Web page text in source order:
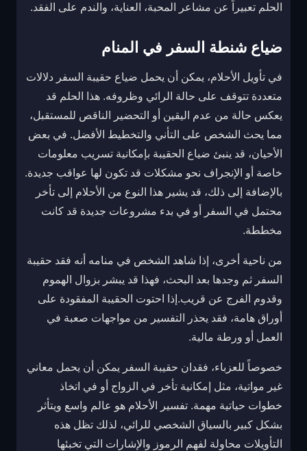
الحلم تعبيراً عن مشاعر المحبة، العناية، والندم على الفقد.
ضياع شنطة السفر في المنام
في تأويل الأحلام، يمكن أن يحمل ضياع حقيبة السفر دلالات
متعددة تتوقف على حالة الرائي وظروفه. هذا الحلم قد
يعكس حالة من عدم اليقين أو التحضير الناقص للمستقبل،
مما يحث الشخص على التأني والتخطيط الأفضل. في بعض
الأحيان، قد ينبئ ضياع الحقيبة بإمكانية تسريب معلومات
خاصة أو الإنجراف نحو مشكلات قد تكون لها عواقب جديدة.
بالإضافة إلى ذلك، قد يشير هذا النوع من الأحلام إلى تأخر
محتمل في السفر أو في بدء مشروعات جديدة قد كانت
مخططة.
من ناحية أخرى، إذا شاهد الشخص في منامه أنه فقد حقيبة
السفر ثم وجدها بعد البحث، فهذا قد يبشر بزوال الهموم
وقدوم الفرج عن قريب.إذا احتوت الحقيبة المفقودة على
أوراق هامة، فقد يحذر التفسير من مواجهات صعبة في
العمل أو ورطة مالية.
خصوصاً للعزباء، فقدان حقيبة السفر يمكن أن يحمل معاني
غير مواتية، مثل إمكانية تأخر في الزواج أو في اتخاذ
خطوات حياتية مهمة. تفسير الأحلام هو عالم واسع ويتأثر
بشكل كبير بالسياق الشخصي للرائي، لذلك تظل هذه
التأويلات محاولة لفهم الرموز والإشارات التي تخبئها